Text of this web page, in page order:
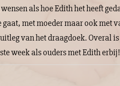
als hoe Edith het heeft
met moeder maar ook met
van het draagdoek. Overal
week als ouders met Edith erbij!